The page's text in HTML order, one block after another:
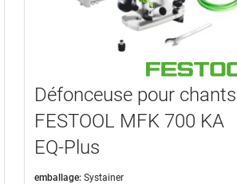
Défonceuse pour chants
FESTOOL MFK 700 KA
EQ-Plus
emballage: Systainer